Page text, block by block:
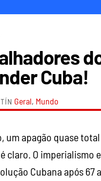
Cuba!
Geral, Mundo
um apagão quase
claro. O
Cubana após 67